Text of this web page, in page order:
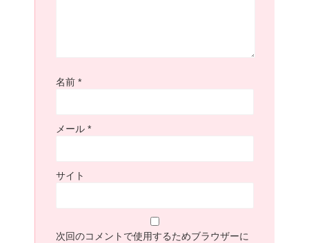
名前 *
メール *
サイト
次回のコメントで使用するためブラウザーに